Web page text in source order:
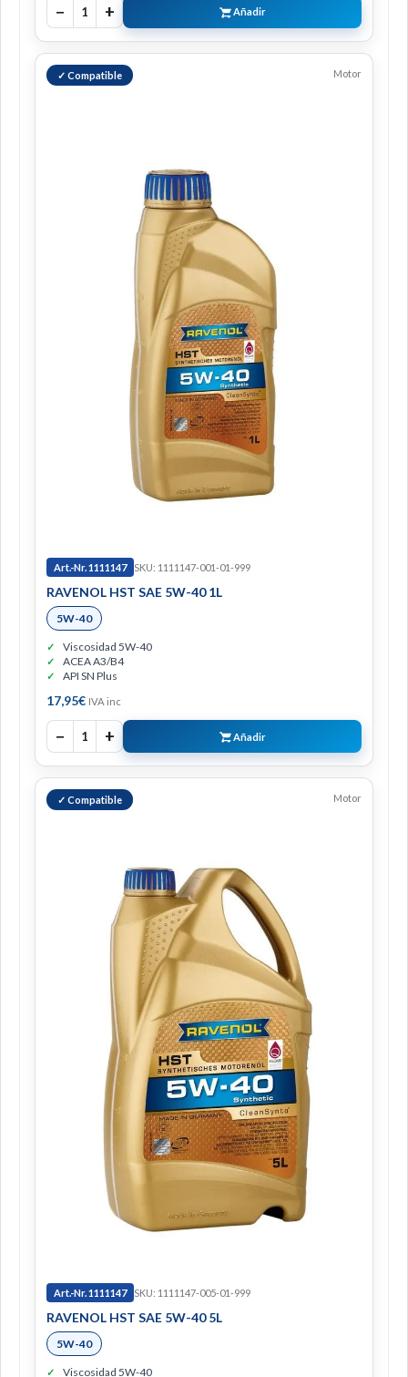
− 1 + Añadir
✓ Compatible Motor
Art.-Nr. 1111147 SKU: 1111147-001-01-999
RAVENOL HST SAE 5W-40 1L
5W-40
Viscosidad 5W-40
ACEA A3/B4
API SN Plus
17,95€ IVA inc
− 1 + Añadir
✓ Compatible Motor
Art.-Nr. 1111147 SKU: 1111147-005-01-999
RAVENOL HST SAE 5W-40 5L
5W-40
Viscosidad 5W-40